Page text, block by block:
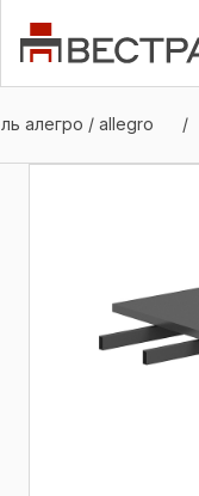
алегро / allegro /